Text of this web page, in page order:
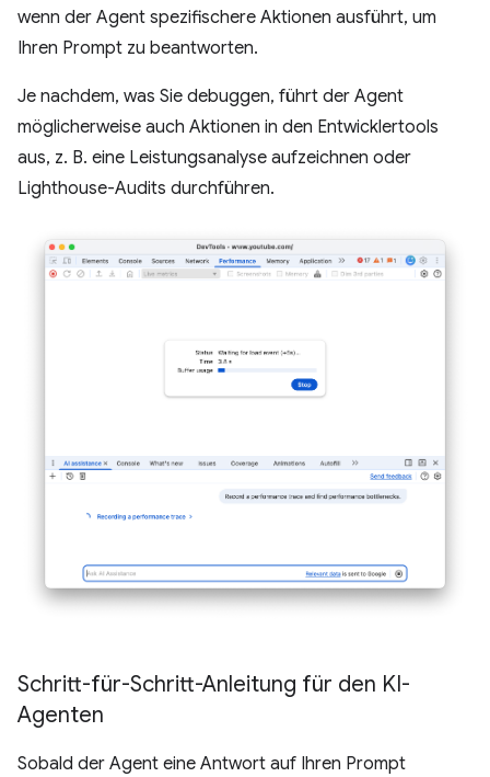
wenn der Agent spezifischere Aktionen ausführt, um
Ihren Prompt zu beantworten.
Je nachdem, was Sie debuggen, führt der Agent
möglicherweise auch Aktionen in den Entwicklertools
aus, z. B. eine Leistungsanalyse aufzeichnen oder
Lighthouse-Audits durchführen.
Schritt-für-Schritt-Anleitung für den KI-
Agenten
Sobald der Agent eine Antwort auf Ihren Prompt